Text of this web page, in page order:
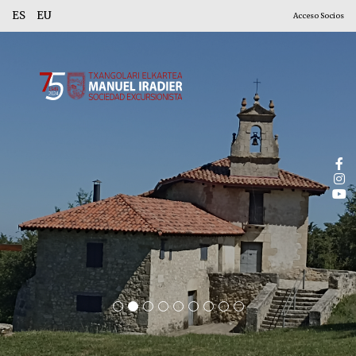
ES EU Acceso Socios